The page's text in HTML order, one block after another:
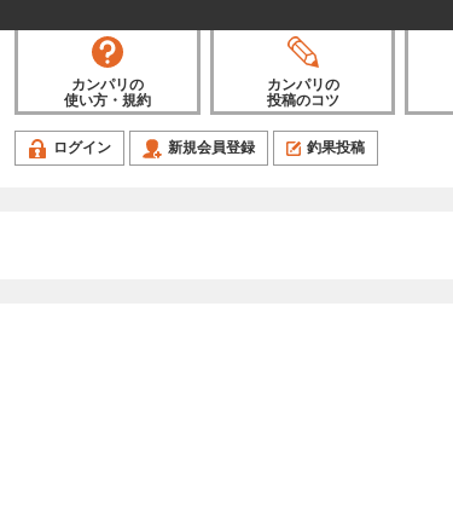
カンパリの
使い方・規約
カンパリの
投稿のコツ
ログイン 新規会員登録 釣果投稿